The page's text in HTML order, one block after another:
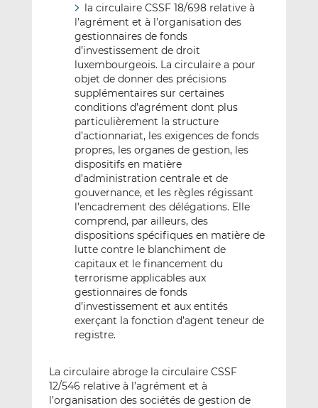
la circulaire CSSF 18/698 relative à
l’agrément et à l’organisation des
gestionnaires de fonds
d’investissement de droit
luxembourgeois. La circulaire a pour
objet de donner des précisions
supplémentaires sur certaines
conditions d’agrément dont plus
particulièrement la structure
d’actionnariat, les exigences de fonds
propres, les organes de gestion, les
dispositifs en matière
d’administration centrale et de
gouvernance, et les règles régissant
l’encadrement des délégations. Elle
comprend, par ailleurs, des
dispositions spécifiques en matière de
lutte contre le blanchiment de
capitaux et le financement du
terrorisme applicables aux
gestionnaires de fonds
d’investissement et aux entités
exerçant la fonction d’agent teneur de
registre.
La circulaire abroge la circulaire CSSF
12/546 relative à l’agrément et à
l’organisation des sociétés de gestion de